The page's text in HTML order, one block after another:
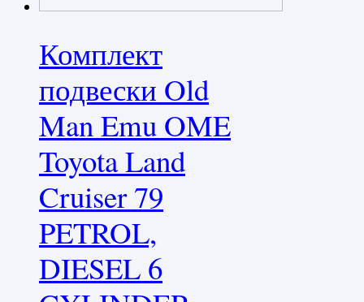
Комплект
подвески Old
Man Emu OME
Toyota Land
Cruiser 79
PETROL,
DIESEL 6